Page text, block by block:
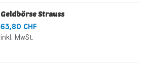
Geldbörse Strauss
63,80 CHF
inkl. MwSt.